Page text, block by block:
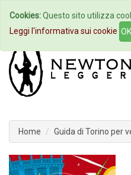
Home
Home Guida di Torino per
Cookies:Questo sito utilizza
Leggi l'informativa sui cookie OK